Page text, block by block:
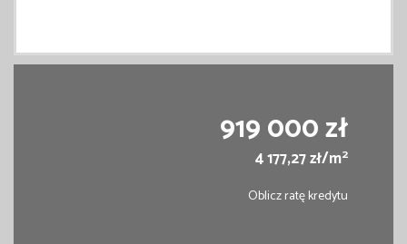
919 000 zł
4 177,27 zł/m2
Oblicz ratę kredytu